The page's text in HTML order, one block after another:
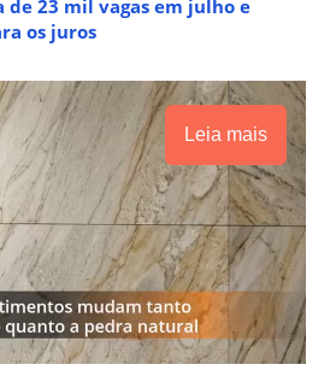
23 mil vagas em julho e
os juros
Leia mais